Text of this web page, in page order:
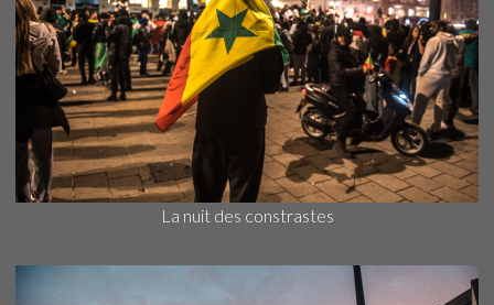
La nuit des constrastes